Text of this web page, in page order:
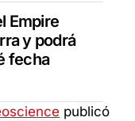
Empire
y podrá
fecha
publicó